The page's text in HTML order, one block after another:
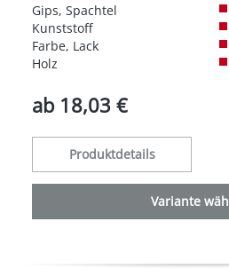
Gips, Spachtel
Kunststoff
Farbe, Lack
Holz
ab 18,03 €
Produktdetails
Variante